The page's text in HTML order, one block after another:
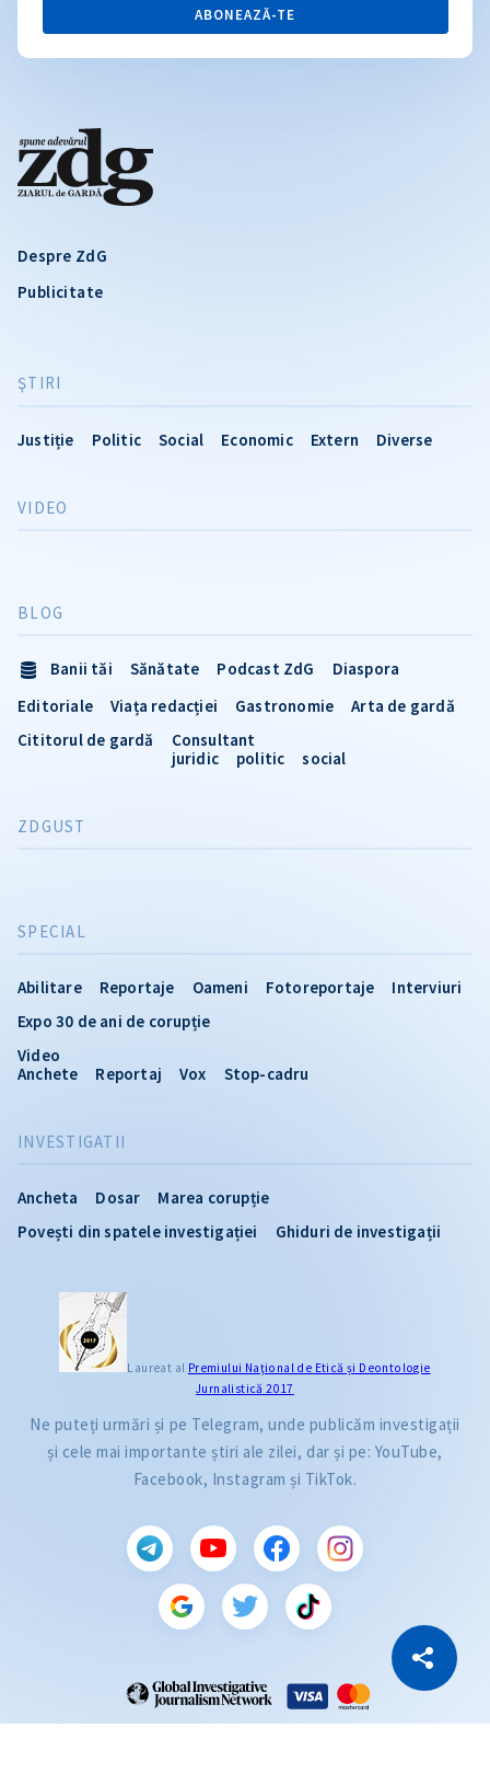
Copiază Link
Despre ZdG
Publicitate
ŞTIRI
Justiție Politic Social Economic Extern Diverse
INVESTIGATII
Ancheta Dosar
Marea corupție
Povești din spatele investigației
Ghiduri de investigații
VIDEO
SPECIAL
Abilitare Reportaje Oameni Fotoreportaje
Interviuri
Expo 30 de ani de corupție
Video
Anchete
Reportaj Vox Stop-cadru
BLOG
Banii tăi Sănătate Podcast ZdG
Diaspora
Editoriale
Viața redacției Gastronomie
Arta de gardă
Cititorul de gardă
Consultant
juridic
politic social
ZDGUST
ABONEAZĂ-TE
Laureat al Premiului Naţional de Etică și Deontologie
Jurnalistică 2017
Ne puteți urmări și pe Telegram, unde publicăm investigații
și cele mai importante știri ale zilei, dar și pe: YouTube,
Facebook, Instagram și TikTok.